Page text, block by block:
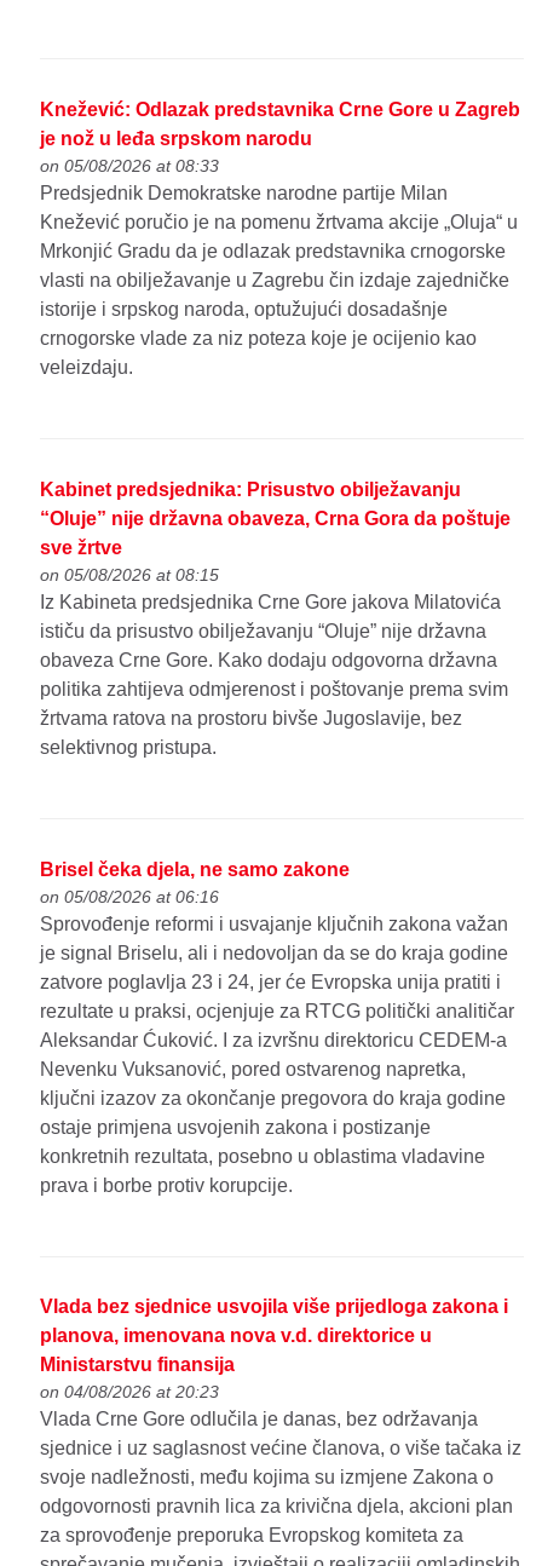
Knežević: Odlazak predstavnika Crne Gore u Zagreb
je nož u leđa srpskom narodu
on 05/08/2026 at 08:33
Predsjednik Demokratske narodne partije Milan
Knežević poručio je na pomenu žrtvama akcije „Oluja“ u
Mrkonjić Gradu da je odlazak predstavnika crnogorske
vlasti na obilježavanje u Zagrebu čin izdaje zajedničke
istorije i srpskog naroda, optužujući dosadašnje
crnogorske vlade za niz poteza koje je ocijenio kao
veleizdaju.
Kabinet predsjednika: Prisustvo obilježavanju
“Oluje” nije državna obaveza, Crna Gora da poštuje
sve žrtve
on 05/08/2026 at 08:15
Iz Kabineta predsjednika Crne Gore jakova Milatovića
ističu da prisustvo obilježavanju “Oluje” nije državna
obaveza Crne Gore. Kako dodaju odgovorna državna
politika zahtijeva odmjerenost i poštovanje prema svim
žrtvama ratova na prostoru bivše Jugoslavije, bez
selektivnog pristupa.
Brisel čeka djela, ne samo zakone
on 05/08/2026 at 06:16
Sprovođenje reformi i usvajanje ključnih zakona važan
je signal Briselu, ali i nedovoljan da se do kraja godine
zatvore poglavlja 23 i 24, jer će Evropska unija pratiti i
rezultate u praksi, ocjenjuje za RTCG politički analitičar
Aleksandar Ćuković. I za izvršnu direktoricu CEDEM-a
Nevenku Vuksanović, pored ostvarenog napretka,
ključni izazov za okončanje pregovora do kraja godine
ostaje primjena usvojenih zakona i postizanje
konkretnih rezultata, posebno u oblastima vladavine
prava i borbe protiv korupcije.
Vlada bez sjednice usvojila više prijedloga zakona i
planova, imenovana nova v.d. direktorice u
Ministarstvu finansija
on 04/08/2026 at 20:23
Vlada Crne Gore odlučila je danas, bez održavanja
sjednice i uz saglasnost većine članova, o više tačaka iz
svoje nadležnosti, među kojima su izmjene Zakona o
odgovornosti pravnih lica za krivična djela, akcioni plan
za sprovođenje preporuka Evropskog komiteta za